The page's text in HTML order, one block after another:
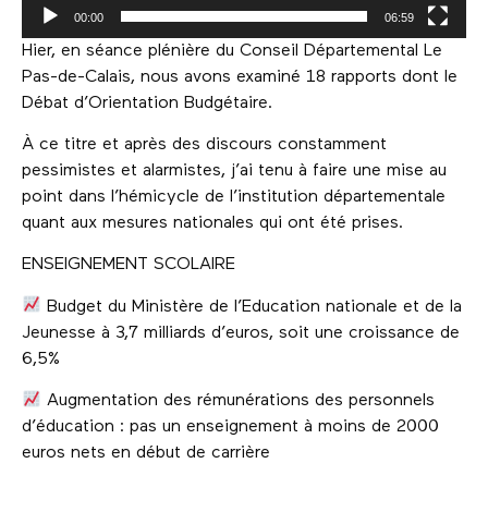
00:00 06:59
Hier, en séance plénière du Conseil Départemental Le
Pas-de-Calais, nous avons examiné 18 rapports dont le
Débat d’Orientation Budgétaire.
À ce titre et après des discours constamment
pessimistes et alarmistes, j’ai tenu à faire une mise au
point dans l’hémicycle de l’institution départementale
quant aux mesures nationales qui ont été prises.
ENSEIGNEMENT SCOLAIRE
Budget du Ministère de l’Education nationale et de la
Jeunesse à 3,7 milliards d’euros, soit une croissance de
6,5%
Augmentation des rémunérations des personnels
d’éducation : pas un enseignement à moins de 2000
euros nets en début de carrière